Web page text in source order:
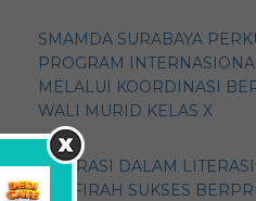
SMAMDA SURABAYA
PROGRAM
MELALUI KOORDINASI
WALI MURID KELAS X
ASPIRASI DALAM LITERASI:
ZHAFIRAH SUKSES